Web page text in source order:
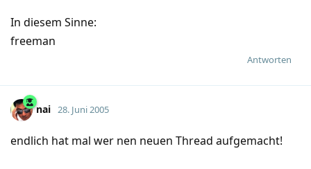
In diesem Sinne:
freeman
Antworten
nai 28. Juni 2005
endlich hat mal wer nen neuen Thread aufgemacht!